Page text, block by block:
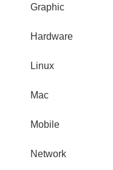
Graphic
Hardware
Linux
Mac
Mobile
Network